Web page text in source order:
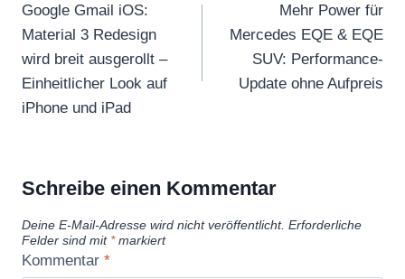
Google Gmail iOS:
Material 3 Redesign
wird breit ausgerollt –
Einheitlicher Look auf
iPhone und iPad
Mehr Power für
Mercedes EQE & EQE
SUV: Performance-
Update ohne Aufpreis
Schreibe einen Kommentar
Deine E-Mail-Adresse wird nicht veröffentlicht. Erforderliche
Felder sind mit *markiert
Kommentar *